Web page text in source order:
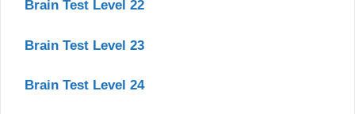
Brain Test Level 22
Brain Test Level 23
Brain Test Level 24